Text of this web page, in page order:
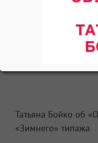
Татьяна Бойко об
«Зимнего» типажа